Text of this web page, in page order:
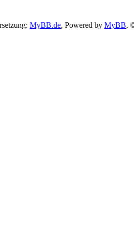
MyBB.de, Powered by MyBB,